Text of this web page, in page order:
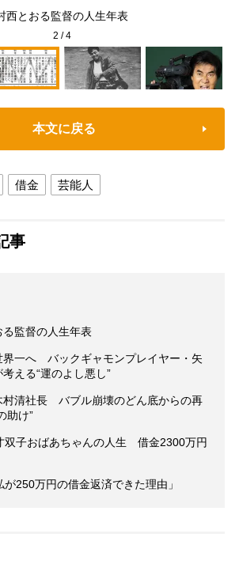
西とおる監督の人生年表
2 /4
本文に戻る
借金 芸能人
事
る監督の人生年表
界一へ バックギャモンプレイヤー・矢
える“運のよし悪し”
村清社長 バブル崩壊のどん底からの再
助け”
双子おばあちゃんの人生 借金2300万円
250万円の借金返済できた理由」